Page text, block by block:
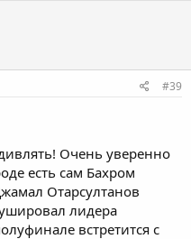
#39
Очень уверенно
есть сам Бахром
Отарсултанов
лидера
встретится с